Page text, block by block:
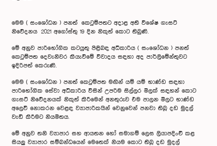
මෙම ( සංශෝධන ) පනත් කෙටුම්පතට අදාළ අති විශේෂ ගැසට්
නිවේදනය 2021 අගෝස්තු 19 දින නිකුත් කොට තිබුණි.
මේ අනුව පාරිභෝගික කටයුතු පිළිබඳ අධිකාරිය ( සංශෝධන ) පනත්
කෙටුම්පත දෙවැනිවර කියැවීමේ විවාදය සඳහා අද පාර්ලිමේන්තුවට
ඉදිරිපත් කෙරුණි.
මෙම ( සංශෝධන ) පනත් කෙටුම්පත මඟින් යම් යම් භාණ්ඩ සඳහා
පාරිභෝගික සේවා අධිකාරිය විසින් උපරිම සිල්ලර මිලක් සඳහන් කොට
ගැසට් නිවේදනයක් නිකුත් කිරීමෙන් අනතුරුව එම පාලන මිලට භාණ්ඩ
අලෙවි නොකරන වෙළඳ ව්‍යාපාරිකයින් වෙනුවෙන් පනවා තිබූ දඩ මුදල්
වැඩි කිරීමට නියමිතය.
මේ අනුව තනි ව්‍යාපාර සහ ආයතන හෝ සමාගම් ලෙස ලියාපදිංචි කළ
සියලු ව්‍යාපාර සම්බන්ධයෙන් මෙතෙක් නියම කොට තිබූ දඩ මුදල්